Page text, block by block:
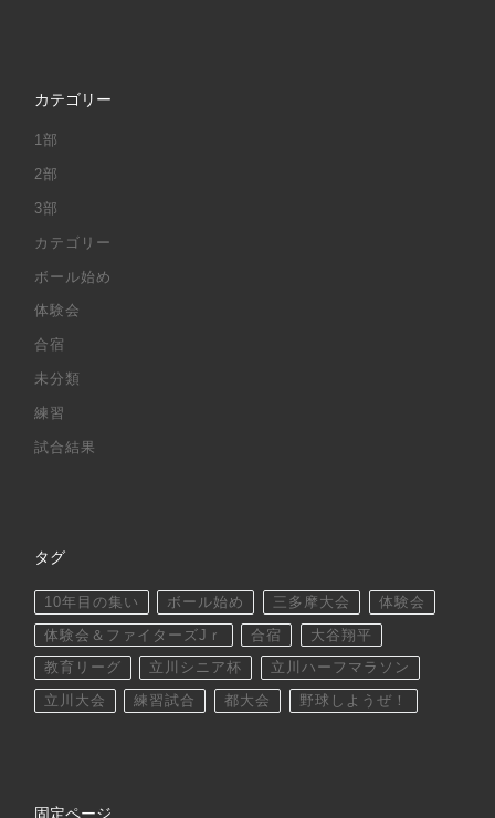
カテゴリー
1部
2部
3部
カテゴリー
ボール始め
体験会
合宿
未分類
練習
試合結果
タグ
10年目の集い ボール始め 三多摩大会 体験会
体験会＆ファイターズJｒ 合宿 大谷翔平
教育リーグ 立川シニア杯 立川ハーフマラソン
立川大会 練習試合 都大会 野球しようぜ！
固定ページ